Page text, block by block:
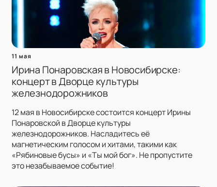
11 мая
Ирина Понаровская в Новосибирске:
концерт в Дворце культуры
железнодорожников
12 мая в Новосибирске состоится концерт Ирины
Понаровской в Дворце культуры
железнодорожников. Насладитесь её
магнетическим голосом и хитами, такими как
«Рябиновые бусы» и «Ты мой бог». Не пропустите
это незабываемое событие!